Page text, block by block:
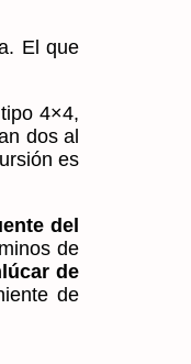
El que
4×4,
dos al
es
del
de
de
de